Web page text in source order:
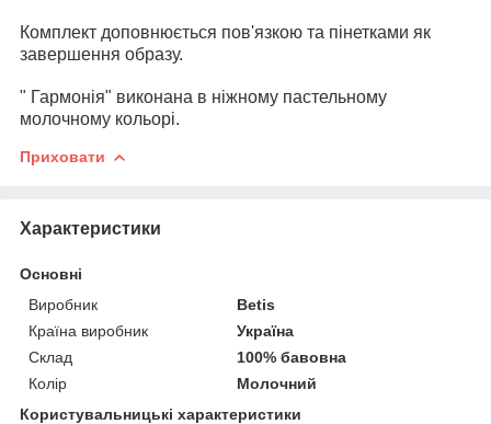
Комплект доповнюється пов'язкою та пінетками як
завершення образу.
" Гармонія" виконана в ніжному пастельному
молочному кольорі.
Приховати
Характеристики
Основні
Виробник
Betis
Країна виробник
Україна
Склад
100% бавовна
Колір
Молочний
Користувальницькі характеристики